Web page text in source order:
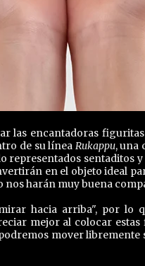
las encantadoras
de su línea Rukappu, una
representados sentaditos
en el objeto ideal
harán muy buena
hacia arriba", por lo
mejor al colocar
mover